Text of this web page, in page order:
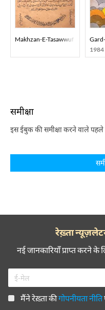
Makhzan-E-Tasawwuf
1984
समीक्षा
इस ईबुक की समीक्षा करने वाले पहले
रेख़्ता
नई जानकारियाँ प्राप्त करने के
मैंने रेख़्ता कीगोपनीयता नीति